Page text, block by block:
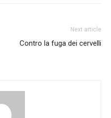
Next article
Contro la fuga dei cervelli